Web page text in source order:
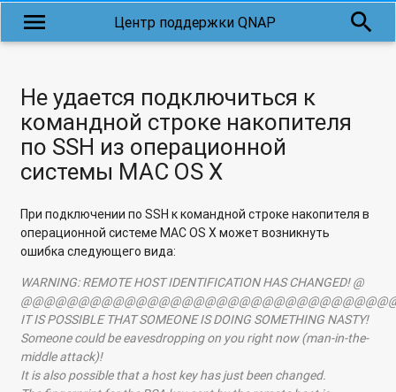
menu Центр поддержки QNAP search
Не удается подключиться к
командной строке накопителя
по SSH из операционной
системы MAC OS X
При подключении по SSH к командной строке накопителя в
операционной системе MAC OS X может возникнуть
ошибка следующего вида:
WARNING: REMOTE HOST IDENTIFICATION HAS CHANGED! @
IT IS POSSIBLE THAT SOMEONE IS DOING SOMETHING NASTY!
Someone could be eavesdropping on you right now (man-in-the-
middle attack)!
It is also possible that a host key has just been changed.